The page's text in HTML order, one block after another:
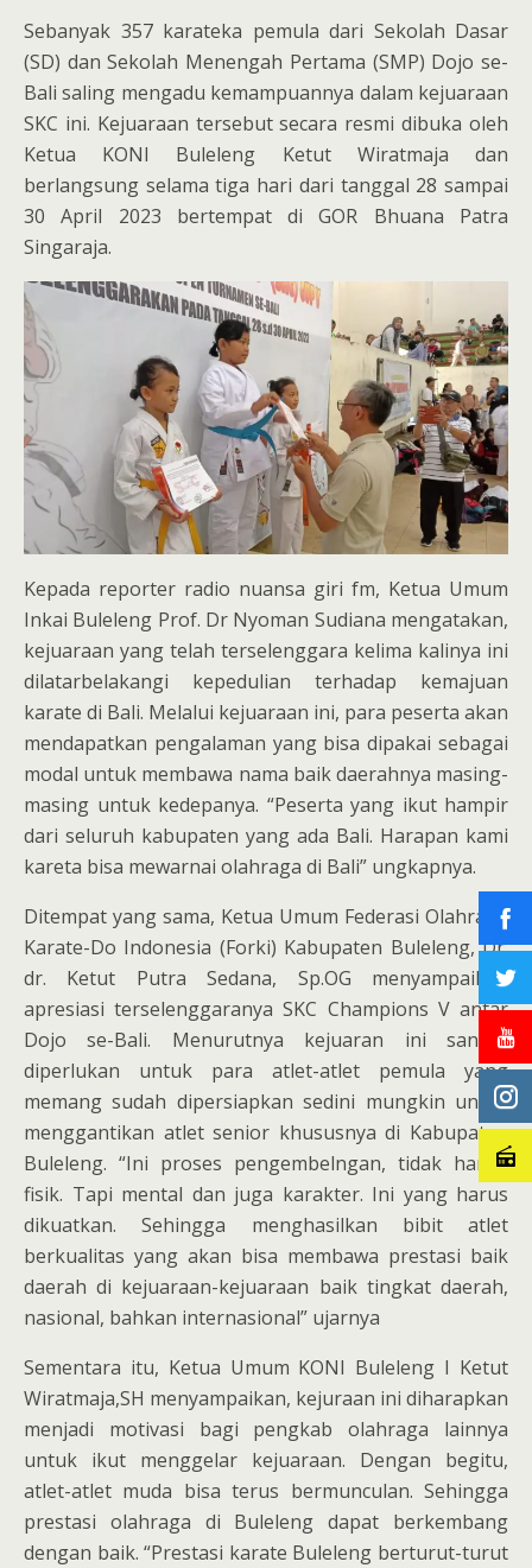
Sebanyak 357 karateka pemula dari Sekolah Dasar
(SD) dan Sekolah Menengah Pertama (SMP) Dojo se-
Bali saling mengadu kemampuannya dalam kejuaraan
SKC ini. Kejuaraan tersebut secara resmi dibuka oleh
Ketua KONI Buleleng Ketut Wiratmaja dan
berlangsung selama tiga hari dari tanggal 28 sampai
30 April 2023 bertempat di GOR Bhuana Patra
Singaraja.
Kepada reporter radio nuansa giri fm, Ketua Umum
Inkai Buleleng Prof. Dr Nyoman Sudiana mengatakan,
kejuaraan yang telah terselenggara kelima kalinya ini
dilatarbelakangi kepedulian terhadap kemajuan
karate di Bali. Melalui kejuaraan ini, para peserta akan
mendapatkan pengalaman yang bisa dipakai sebagai
modal untuk membawa nama baik daerahnya masing-
masing untuk kedepanya. “Peserta yang ikut hampir
dari seluruh kabupaten yang ada Bali. Harapan kami
kareta bisa mewarnai olahraga di Bali” ungkapnya.
Ditempat yang sama, Ketua Umum Federasi Olahraga
Karate-Do Indonesia (Forki) Kabupaten Buleleng, Dr.
dr. Ketut Putra Sedana, Sp.OG menyampaikan
apresiasi terselenggaranya SKC Champions V antar
Dojo se-Bali. Menurutnya kejuaran ini sangat
diperlukan untuk para atlet-atlet pemula yang
memang sudah dipersiapkan sedini mungkin untuk
menggantikan atlet senior khususnya di Kabupaten
Buleleng. “Ini proses pengembelngan, tidak hanya
fisik. Tapi mental dan juga karakter. Ini yang harus
dikuatkan. Sehingga menghasilkan bibit atlet
berkualitas yang akan bisa membawa prestasi baik
daerah di kejuaraan-kejuaraan baik tingkat daerah,
nasional, bahkan internasional” ujarnya
Sementara itu, Ketua Umum KONI Buleleng I Ketut
Wiratmaja,SH menyampaikan, kejuraan ini diharapkan
menjadi motivasi bagi pengkab olahraga lainnya
untuk ikut menggelar kejuaraan. Dengan begitu,
atlet-atlet muda bisa terus bermunculan. Sehingga
prestasi olahraga di Buleleng dapat berkembang
dengan baik. “Prestasi karate Buleleng berturut-turut